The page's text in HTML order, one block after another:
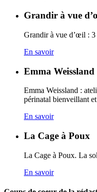
Grandir à vue
Grandir à vue d’œil :
En savoir
Emma
Emma Weissland :
périnatal bienveillant
En savoir
La Cage à Poux
La Cage à Poux. La
En savoir